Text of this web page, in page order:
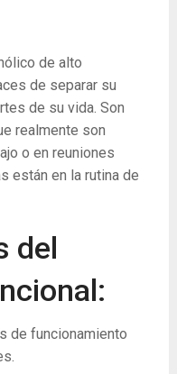
de alto
de separar su
de su vida. Son
realmente son
o en reuniones
están en la rutina de
del
de funcionamiento